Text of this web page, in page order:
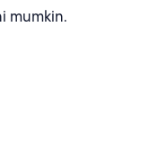
mumkin.